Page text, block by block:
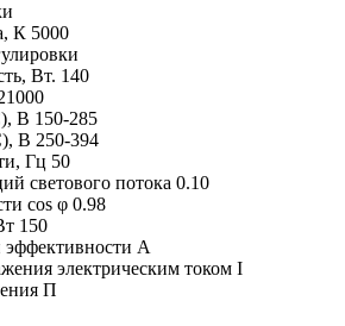
К 5000
Вт. 140
В 150-285
В 250-394
Гц 50
светового потока 0.10
cos φ 0.98
150
эффективности A
электрическим током I
П